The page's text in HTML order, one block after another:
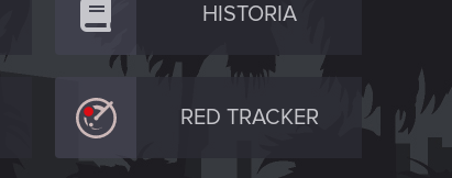
HISTORIA
RED TRACKER